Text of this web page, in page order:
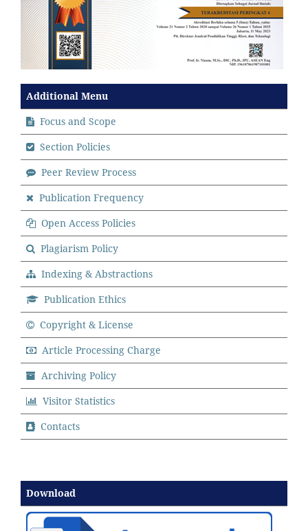
Additional Menu
Focus and Scope
Section Policies
Peer Review Process
Publication Frequency
Open Access Policies
Plagiarism Policy
Indexing & Abstractions
Publication Ethics
Copyright & License
Article Processing Charge
Archiving Policy
Visitor Statistics
Contacts
Download